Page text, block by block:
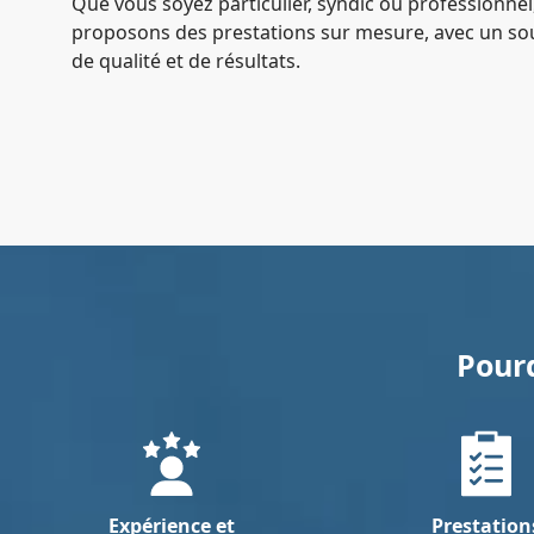
proposons des prestations sur mesure, avec un
de qualité et de résultats.
Expérience et